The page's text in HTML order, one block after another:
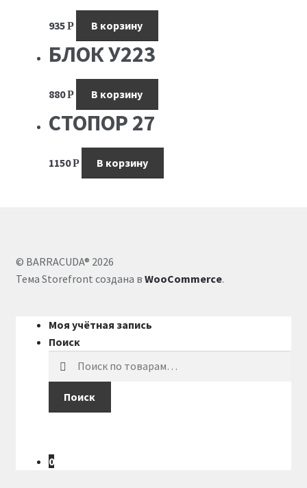
935Р В корзину
БЛОК У223
880Р В корзину
СТОПОР 27
1150Р В корзину
© BARRACUDA® 2026
Тема Storefront создана в WooCommerce.
Моя учётная запись
Поиск
Поиск
0